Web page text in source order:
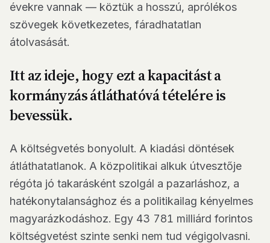
évekre vannak — köztük a hosszú, aprólékos
szövegek következetes, fáradhatatlan
átolvasását.
Itt az ideje, hogy ezt a kapacitást a
kormányzás átláthatóvá tételére is
bevessük.
A költségvetés bonyolult. A kiadási döntések
átláthatatlanok. A közpolitikai alkuk útvesztője
régóta jó takarásként szolgál a pazarláshoz, a
hatékonytalansághoz és a politikailag kényelmes
magyarázkodáshoz. Egy 43 781 milliárd forintos
költségvetést szinte senki nem tud végigolvasni.